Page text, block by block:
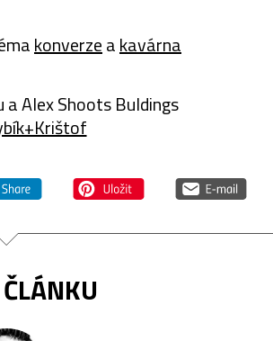
konverzeakavárna
a Alex Shoots Buldings